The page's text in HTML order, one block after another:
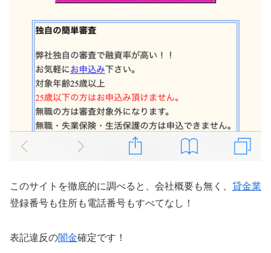
このサイトを徹底的に調べると、会社概要も無く、 貸金業
登録番号も住所も電話番号もすべてなし！
表記違反の闇金確定です！